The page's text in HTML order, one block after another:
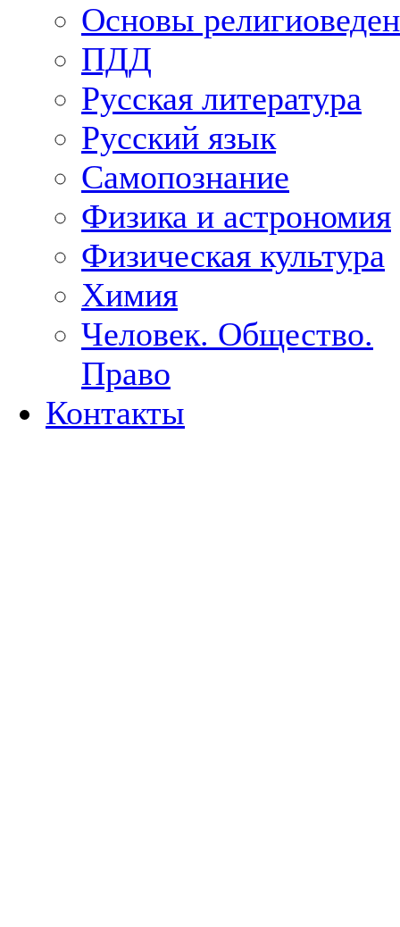
Основы
ПДД
Русская литература
Русский язык
Самопознание
Физика и астрономия
Физическая культура
Химия
Человек. Общество.
Право
Контакты